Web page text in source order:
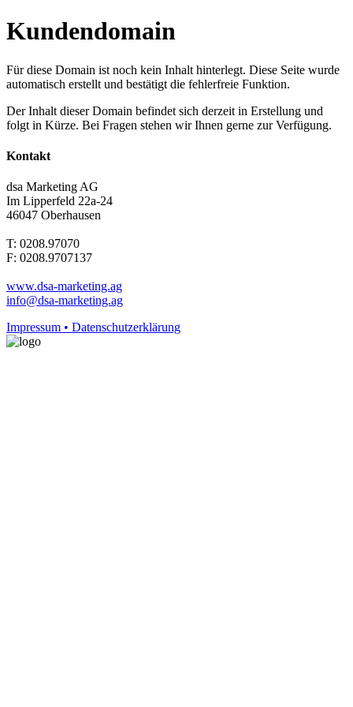
Kundendomain
Für diese Domain ist noch kein Inhalt hinterlegt. Diese Seite wurde
automatisch erstellt und bestätigt die fehlerfreie Funktion.
Der Inhalt dieser Domain befindet sich derzeit in Erstellung und
folgt in Kürze. Bei Fragen stehen wir Ihnen gerne zur Verfügung.
Kontakt
dsa Marketing AG
Im Lipperfeld 22a-24
46047 Oberhausen
T: 0208.97070
F: 0208.9707137
www.dsa-marketing.ag
info@dsa-marketing.ag
Impressum • Datenschutzerklärung